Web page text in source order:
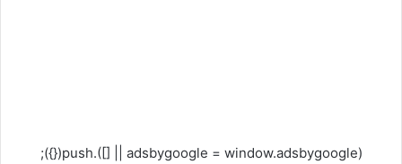
(adsbygoogle = window.adsbygoogle || []).push({});